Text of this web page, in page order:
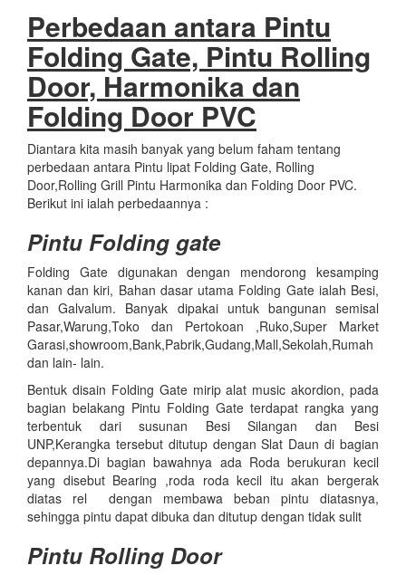
Perbedaan antara Pintu
Folding Gate, Pintu Rolling
Door, Harmonika dan
Folding Door PVC
Diantara kita masih banyak yang belum faham tentang
perbedaan antara Pintu lipat Folding Gate, Rolling
Door,Rolling Grill Pintu Harmonika dan Folding Door PVC.
Berikut ini ialah perbedaannya :
Pintu Folding gate
Folding Gate digunakan dengan mendorong kesamping
kanan dan kiri, Bahan dasar utama Folding Gate ialah Besi,
dan Galvalum. Banyak dipakai untuk bangunan semisal
Pasar,Warung,Toko dan Pertokoan ,Ruko,Super Market
Garasi,showroom,Bank,Pabrik,Gudang,Mall,Sekolah,Rumah
dan lain- lain.
Bentuk disain Folding Gate mirip alat music akordion, pada
bagian belakang Pintu Folding Gate terdapat rangka yang
terbentuk dari susunan Besi Silangan dan Besi
UNP,Kerangka tersebut ditutup dengan Slat Daun di bagian
depannya.Di bagian bawahnya ada Roda berukuran kecil
yang disebut Bearing ,roda roda kecil itu akan bergerak
diatas rel dengan membawa beban pintu diatasnya,
sehingga pintu dapat dibuka dan ditutup dengan tidak sulit
Pintu Rolling Door